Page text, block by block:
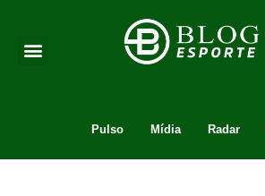
Pulso Mídia Radar